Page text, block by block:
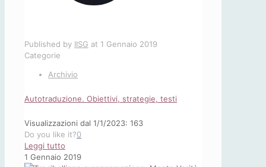
Published by IISG at 1 Gennaio 2019
Categorie
Archivio
Autotraduzione. Obiettivi, strategie, testi
Visualizzazioni dal 1/1/2023: 163
Do you like it?0
Leggi tutto
Autotraduzione.
1 Gennaio 2019